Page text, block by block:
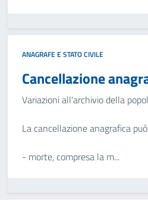
ANAGRAFE E STATO CIVILE
Cancellazione
Variazioni all'archivio della
La cancellazione anagrafica
- morte, compresa la m...